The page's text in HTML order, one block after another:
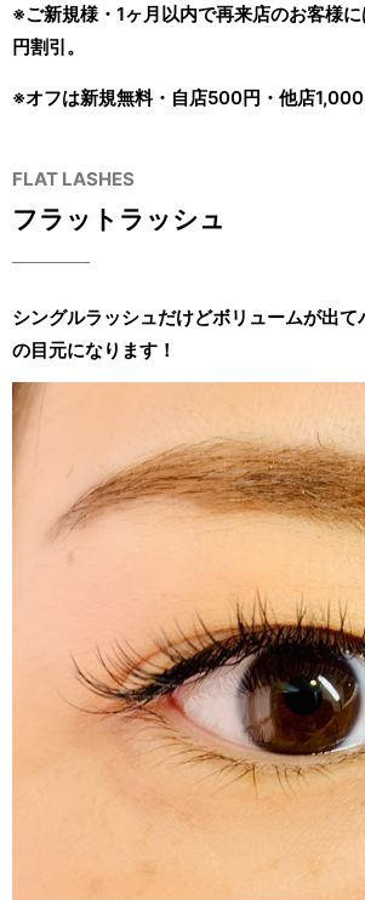
※ご新規様・1ヶ月以内で再来店のお客様
円割引。
※オフは新規無料・自店500円・他店1,000
FLAT LASHES
フラットラッシュ
シングルラッシュだけどボリュームが出
の目元になります！